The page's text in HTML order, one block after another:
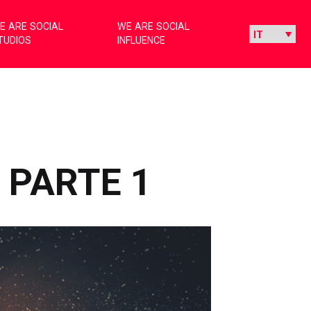
ARE SOCIAL
WE ARE SOCIAL
INFLUENCE
1